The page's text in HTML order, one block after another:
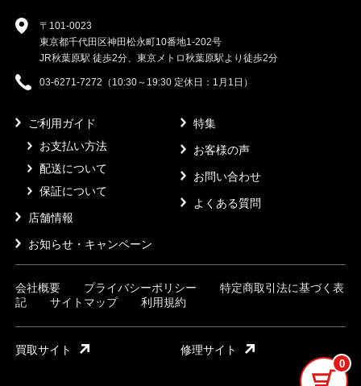
0
〒101-0023
東京都千代田区神田松永町10番地1-202号
JR秋葉原駅 徒歩2分、東京メトロ秋葉原駅より徒歩2分
03-6271-7272（10:30～19:30 定休日：1月1日）
ご利用ガイド
お支払い方法
配送について
保証について
店舗情報
お知らせ・キャンペーン
特集
お客様の声
お問い合わせ
よくある質問
会社概要 プライバシーポリシー
特定商取引法に基づく表
記
サイトマップ 利用規約
買取サイト 修理サイト